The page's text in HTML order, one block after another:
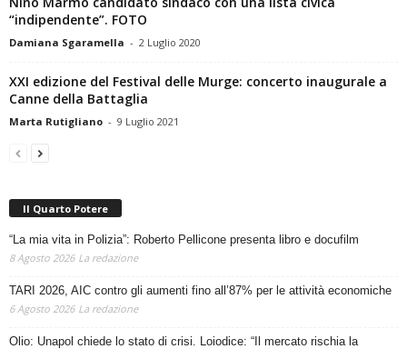
“indipendente”. FOTO
Damiana Sgaramella - 2 Luglio 2020
XXI edizione del Festival delle Murge: concerto inaugurale a
Canne della Battaglia
Marta Rutigliano - 9 Luglio 2021
Il Quarto Potere
“La mia vita in Polizia”: Roberto Pellicone presenta libro e docufilm
8 Agosto 2026 La redazione
TARI 2026, AIC contro gli aumenti fino all’87% per le attività economiche
6 Agosto 2026 La redazione
Olio: Unapol chiede lo stato di crisi. Loiodice: “Il mercato rischia la